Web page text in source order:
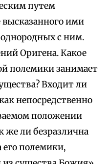
путем
ими
с ним.
Оригена. Какое
полемики занимает
Входит ли
непосредственно
положении
же ли безразлична
его полемики,